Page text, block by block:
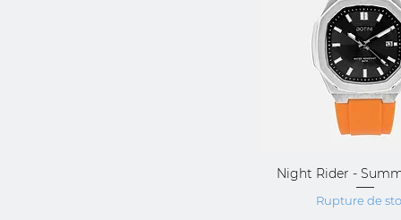
Aperçu
Night Rider -
Rupture de